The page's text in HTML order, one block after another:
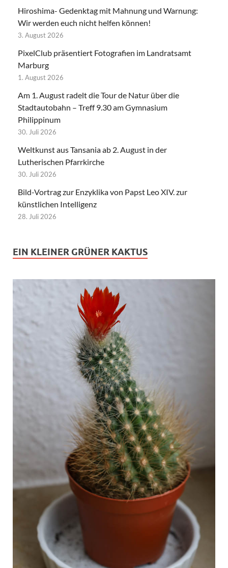
Hiroshima- Gedenktag mit Mahnung und Warnung:
Wir werden euch nicht helfen können!
3. August 2026
PixelClub präsentiert Fotografien im Landratsamt
Marburg
1. August 2026
Am 1. August radelt die Tour de Natur über die
Stadtautobahn – Treff 9.30 am Gymnasium
Philippinum
30. Juli 2026
Weltkunst aus Tansania ab 2. August in der
Lutherischen Pfarrkirche
30. Juli 2026
Bild-Vortrag zur Enzyklika von Papst Leo XIV. zur
künstlichen Intelligenz
28. Juli 2026
EIN KLEINER GRÜNER KAKTUS